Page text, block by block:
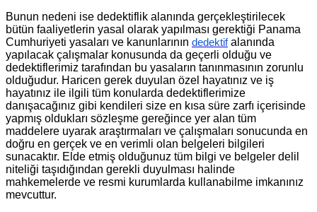
Bunun nedeni ise dedektiflik alanında gerçekleştirilecek
bütün faaliyetlerin yasal olarak yapılması gerektiği Panama
Cumhuriyeti yasaları ve kanunlarının dedektifalanında
yapılacak çalışmalar konusunda da geçerli olduğu ve
dedektiflerimiz tarafından bu yasaların tanınmasının zorunlu
olduğudur. Haricen gerek duyulan özel hayatınız ve iş
hayatınız ile ilgili tüm konularda dedektiflerimize
danışacağınız gibi kendileri size en kısa süre zarfı içerisinde
yapmış oldukları sözleşme gereğince yer alan tüm
maddelere uyarak araştırmaları ve çalışmaları sonucunda en
doğru en gerçek ve en verimli olan belgeleri bilgileri
sunacaktır. Elde etmiş olduğunuz tüm bilgi ve belgeler delil
niteliği taşıdığından gerekli duyulması halinde
mahkemelerde ve resmi kurumlarda kullanabilme imkanınız
mevcuttur.